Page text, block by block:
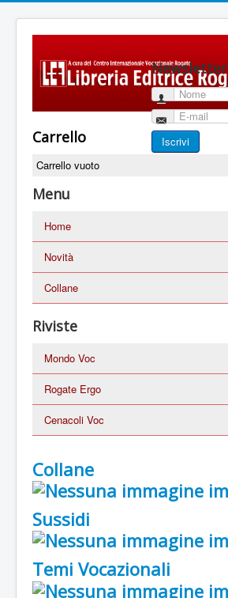
Newsletter
Nome
E-mail
Iscrivi
Carrello
Carrello vuoto
Menu
Home
Novità
Collane
Riviste
Mondo Voc
Rogate Ergo
Cenacoli Voc
Collane
Sussidi
Temi Vocazionali